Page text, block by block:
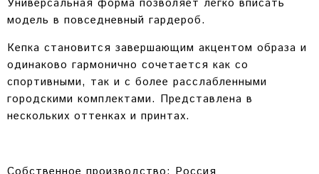
Универсальная форма позволяет легко вписать
модель в повседневный гардероб.
Кепка становится завершающим акцентом образа и
одинаково гармонично сочетается как со
спортивными, так и с более расслабленными
городскими комплектами. Представлена в
нескольких оттенках и принтах.